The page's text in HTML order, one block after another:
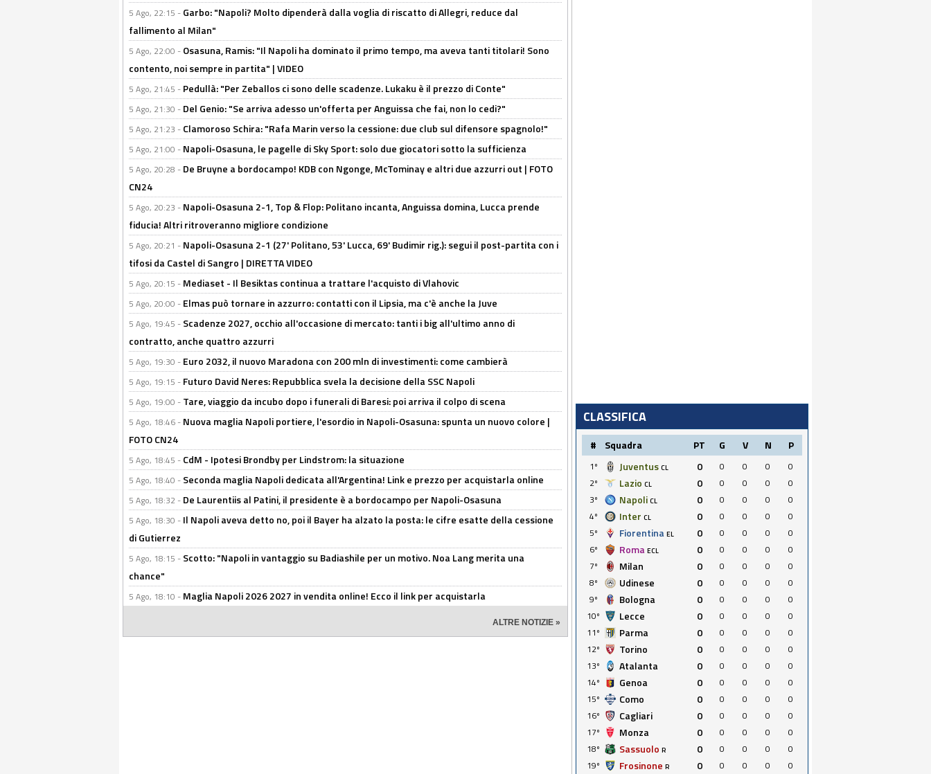
5 Ago, 22:15 - Garbo: "Napoli? Molto dipenderà dalla voglia di riscatto di Allegri, reduce dal
fallimento al Milan"
5 Ago, 22:00 - Osasuna, Ramis: "Il Napoli ha dominato il primo tempo, ma aveva tanti titolari! Sono
contento, noi sempre in partita" | VIDEO
5 Ago, 21:45 - Pedullà: "Per Zeballos ci sono delle scadenze. Lukaku è il prezzo di Conte"
5 Ago, 21:30 - Del Genio: "Se arriva adesso un'offerta per Anguissa che fai, non lo cedi?"
5 Ago, 21:23 - Clamoroso Schira: "Rafa Marin verso la cessione: due club sul difensore spagnolo!"
5 Ago, 21:00 - Napoli-Osasuna, le pagelle di Sky Sport: solo due giocatori sotto la sufficienza
5 Ago, 20:28 - De Bruyne a bordocampo! KDB con Ngonge, McTominay e altri due azzurri out | FOTO
CN24
5 Ago, 20:23 - Napoli-Osasuna 2-1, Top & Flop: Politano incanta, Anguissa domina, Lucca prende
fiducia! Altri ritroveranno migliore condizione
5 Ago, 20:21 - Napoli-Osasuna 2-1 (27' Politano, 53' Lucca, 69' Budimir rig.): segui il post-partita con i
tifosi da Castel di Sangro | DIRETTA VIDEO
5 Ago, 20:15 - Mediaset - Il Besiktas continua a trattare l'acquisto di Vlahovic
5 Ago, 20:00 - Elmas può tornare in azzurro: contatti con il Lipsia, ma c'è anche la Juve
5 Ago, 19:45 - Scadenze 2027, occhio all'occasione di mercato: tanti i big all'ultimo anno di
contratto, anche quattro azzurri
5 Ago, 19:30 - Euro 2032, il nuovo Maradona con 200 mln di investimenti: come cambierà
5 Ago, 19:15 - Futuro David Neres: Repubblica svela la decisione della SSC Napoli
5 Ago, 19:00 - Tare, viaggio da incubo dopo i funerali di Baresi: poi arriva il colpo di scena
5 Ago, 18:46 - Nuova maglia Napoli portiere, l'esordio in Napoli-Osasuna: spunta un nuovo colore |
FOTO CN24
5 Ago, 18:45 - CdM - Ipotesi Brondby per Lindstrom: la situazione
5 Ago, 18:40 - Seconda maglia Napoli dedicata all'Argentina! Link e prezzo per acquistarla online
5 Ago, 18:32 - De Laurentiis al Patini, il presidente è a bordocampo per Napoli-Osasuna
5 Ago, 18:30 - Il Napoli aveva detto no, poi il Bayer ha alzato la posta: le cifre esatte della cessione
di Gutierrez
5 Ago, 18:15 - Scotto: "Napoli in vantaggio su Badiashile per un motivo. Noa Lang merita una
chance"
5 Ago, 18:10 - Maglia Napoli 2026 2027 in vendita online! Ecco il link per acquistarla
ALTRE NOTIZIE »
CLASSIFICA
# Squadra PT G V N P
1º Juventus CL 0 0 0 0
0
2º
Lazio CL 0 0 0 0
0
3º
Napoli CL 0 0 0 0
0
4º
Inter CL 0 0 0 0
0
5º
Fiorentina EL 0 0 0 0
0
6º
Roma ECL 0 0 0 0
0
7º
Milan 0 0 0 0
0
8º
Udinese 0 0 0 0
0
9º
Bologna 0 0 0 0
0
10º
Lecce 0 0 0 0
0
11º
Parma 0 0 0 0
0
12º
Torino 0 0 0 0
0
13º
Atalanta 0 0 0 0
0
14º
Genoa 0 0 0 0
0
15º
Como 0 0 0 0
0
16º
Cagliari 0 0 0 0
0
17º
Monza 0 0 0 0
0
18º
Sassuolo R 0 0 0 0
0
19º
Frosinone R 0 0 0 0 0